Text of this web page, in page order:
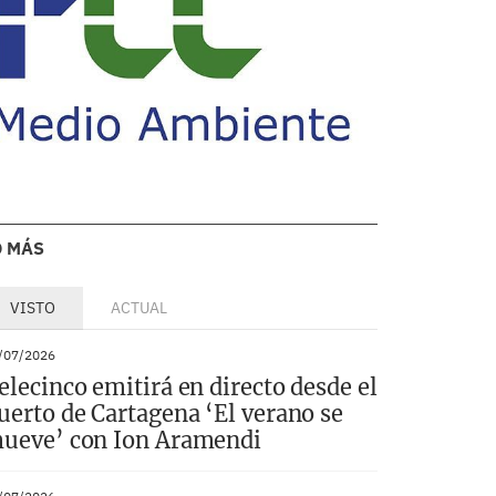
MÁS
VISTO ACTUAL
07/2026
emitirá en directo desde el
de Cartagena ‘El verano se
con Ion Aramendi